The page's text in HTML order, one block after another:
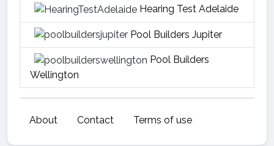
Hearing Test Adelaide
Pool Builders Jupiter
Pool Builders
Wellington
About Contact Terms of use